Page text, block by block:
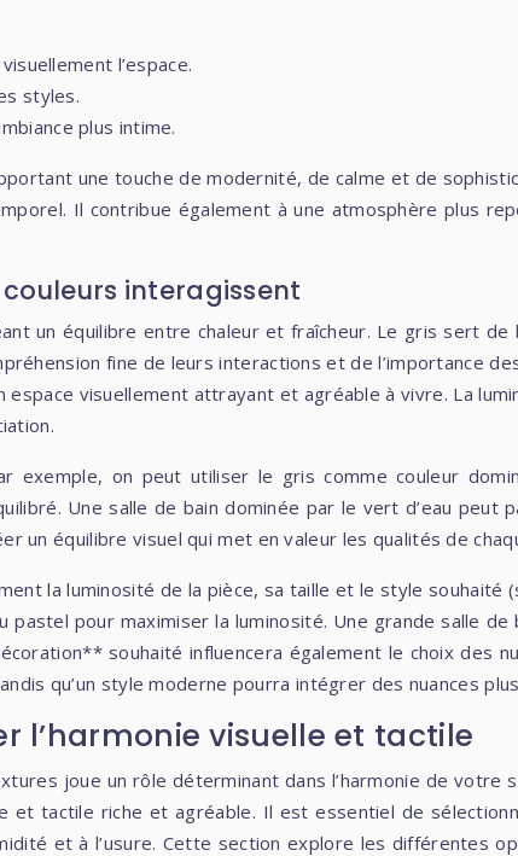
l’espace.
styles.
plus intime.
une touche de modernité, de calme et de
Il contribue également à une atmosphère plus
couleurs interagissent
un équilibre entre chaleur et fraîcheur. Le gris sert
fine de leurs interactions et de l’importance
espace visuellement attrayant et agréable à vivre. La
exemple, on peut utiliser le gris comme couleur
Une salle de bain dominée par le vert d’eau peut
un équilibre visuel qui met en valeur les qualités de
la luminosité de la pièce, sa taille et le style souhaité
pour maximiser la luminosité. Une grande salle
souhaité influencera également le choix des
qu’un style moderne pourra intégrer des nuances
l’harmonie visuelle et tactile
joue un rôle déterminant dans l’harmonie de
et tactile riche et agréable. Il est essentiel de
et à l’usure. Cette section explore les différentes